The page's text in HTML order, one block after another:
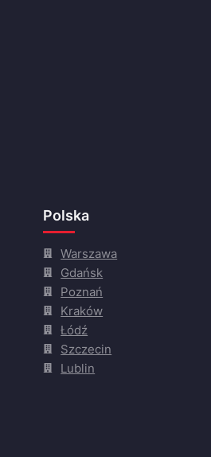
Polska
Warszawa
Gdańsk
Poznań
Kraków
Łódź
Szczecin
Lublin